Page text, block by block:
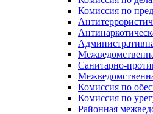
Комиссия по
Санитарно-
Комиссия по
Комиссия по
Районная